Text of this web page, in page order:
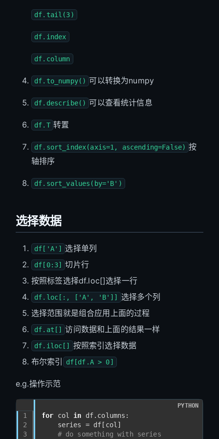
df.tail(3)
df.index
df.column
df.to_numpy() 可以转换为numpy
df.describe() 可以查看统计信息
df.T 转置
df.sort_index(axis=1, ascending=False) 按
轴排序
df.sort_values(by='B')
选择数据
df['A'] 选择单列
df[0:3]
切片行
按照标签选择df.loc[]选择一行
df.loc[:, ['A', 'B']]
选择多个列
选择范围就是组合应用上面的过程
df.at[] 访问数据和上面的结果一样
df.iloc[]
按照索引选择数据
布尔索引
df[df.A > 0]
e.g.操作示范
1
2
3
for col in df.columns:
    series = df[col]
# do something with series
PYTHON